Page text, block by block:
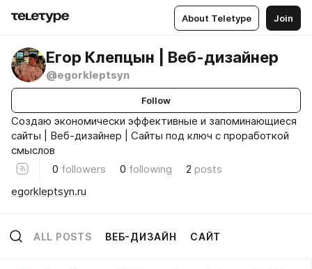
About Teletype Join
Егор Клепцын | Веб-дизайнер
@egorkleptsyn
Follow
Cоздаю экономически эффективные и запоминающиеся
сайты | Веб-дизайнер | Сайты под ключ с проработкой
смыслов
0 followers 0 following 2 posts
egorkleptsyn.ru
ALL POSTS ВЕБ-ДИЗАЙН САЙТ